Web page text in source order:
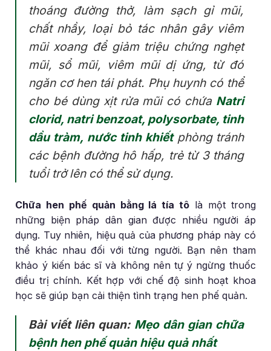
thoáng đường thở, làm sạch gỉ mũi,
chất nhầy, loại bỏ tác nhân gây viêm
mũi xoang để giảm triệu chứng nghẹt
mũi, sổ mũi, viêm mũi dị ứng, từ đó
ngăn cơ hen tái phát. Phụ huynh có thể
cho bé dùng xịt rửa mũi có chứa Natri
clorid, natri benzoat, polysorbate, tinh
dầu tràm, nước tinh khiếtphòng tránh
các bệnh đường hô hấp, trẻ từ 3 tháng
tuổi trở lên có thể sử dụng.
Chữa hen phế quản bằng lá tía tô là một trong
những biện pháp dân gian được nhiều người áp
dụng. Tuy nhiên, hiệu quả của phương pháp này có
thể khác nhau đối với từng người. Bạn nên tham
khảo ý kiến bác sĩ và không nên tự ý ngừng thuốc
điều trị chính. Kết hợp với chế độ sinh hoạt khoa
học sẽ giúp bạn cải thiện tình trạng hen phế quản.
Bài viết liên quan: Mẹo dân gian chữa
bệnh hen phế quản hiệu quả nhất